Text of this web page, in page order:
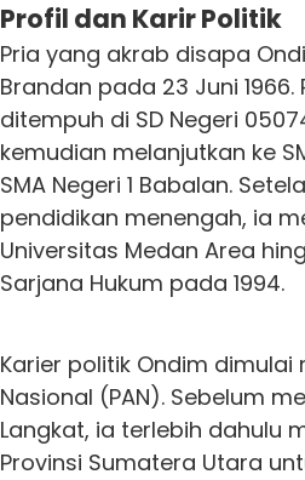
Profil dan Karir Politik
Pria yang akrab disapa
Brandan pada 23 Juni
ditempuh di SD Negeri
kemudian melanjutkan ke
SMA Negeri 1 Babalan.
pendidikan menengah, ia
Universitas Medan Area
Sarjana Hukum pada 1994.
Karier politik Ondim
Nasional (PAN). Sebelum
Langkat, ia terlebih dahulu
Provinsi Sumatera Utara